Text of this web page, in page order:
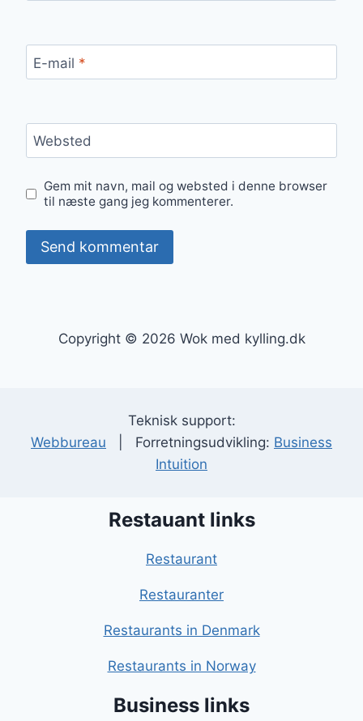
E-mail *
Websted
Gem mit navn, mail og websted i denne browser
til næste gang jeg kommenterer.
Copyright © 2026 Wok med kylling.dk
Teknisk support:
Webbureau | Forretningsudvikling: Business
Intuition
Restauant links
Restaurant
Restauranter
Restaurants in Denmark
Restaurants in Norway
Business links